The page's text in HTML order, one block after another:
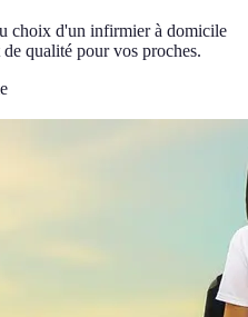
choix d'un infirmier à domicile
qualité pour vos proches.